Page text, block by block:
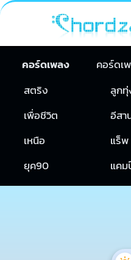
คอร์ดเพลง คอร์ดเ
สตริง
ลูกทุ่
เพื่อชีวิต
อีสา
เหนือ
แร็พ
ยุค90
แค